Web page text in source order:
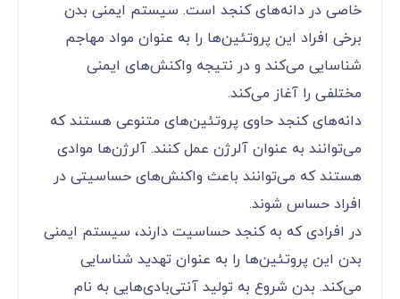
خاصی در دانه‌های کنجد است. سیستم ایمنی بدن
برخی افراد این پروتئین‌ها را به عنوان مواد مهاجم
شناسایی می‌کند و در نتیجه واکنش‌های ایمنی
مختلفی را آغاز می‌کند.
دانه‌های کنجد حاوی پروتئین‌های متنوعی هستند که
می‌توانند به عنوان آلرژن عمل کنند. آلرژن‌ها موادی
هستند که می‌توانند باعث واکنش‌های حساسیتی در
افراد حساس شوند.
در افرادی که به کنجد حساسیت دارند، سیستم ایمنی
بدن این پروتئین‌ها را به عنوان تهدید شناسایی
می‌کند. بدن شروع به تولید آنتی‌بادی‌هایی به نام